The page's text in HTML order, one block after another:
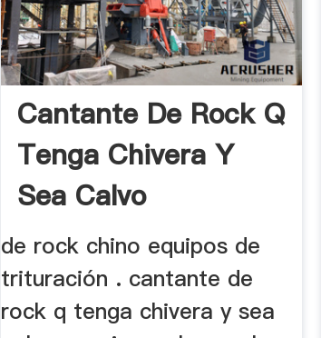
Cantante De Rock Q
Tenga Chivera Y
Sea Calvo
de rock chino equipos de
trituración . cantante de
rock q tenga chivera y sea